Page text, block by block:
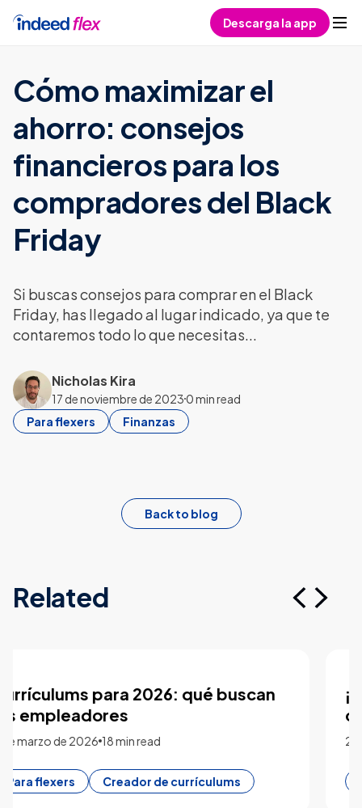
Descarga la app
Cómo maximizar el
ahorro: consejos
financieros para los
compradores del Black
Friday
Si buscas consejos para comprar en el Black
Friday, has llegado al lugar indicado, ya que te
contaremos todo lo que necesitas...
Nicholas Kira
17 de noviembre de 20230 min read
Para flexers
Finanzas
Back to blog
Related
¡Consigue tu currículum gratis, sin
compromiso!
25 de febrero de 2026
Creador de currículums Para flexers